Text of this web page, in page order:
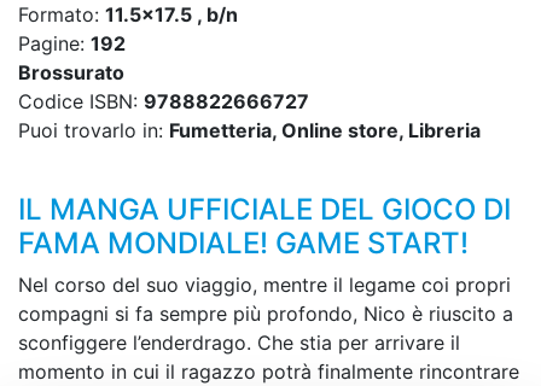
Formato: 11.5x17.5 , b/n
Pagine: 192
Brossurato
Codice ISBN: 9788822666727
Puoi trovarlo in: Fumetteria, Online store, Libreria
IL MANGA UFFICIALE DEL GIOCO DI
FAMA MONDIALE! GAME START!
Nel corso del suo viaggio, mentre il legame coi propri
compagni si fa sempre più profondo, Nico è riuscito a
sconfiggere l’enderdrago. Che stia per arrivare il
momento in cui il ragazzo potrà finalmente rincontrare